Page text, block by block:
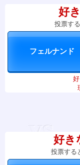
好
投票す
好き
投票する